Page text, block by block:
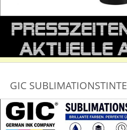
GIC SUBLIMATIONSTINTE